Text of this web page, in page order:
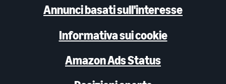
Annunci basati sull'interesse
Informativa sui cookie
Amazon Ads Status